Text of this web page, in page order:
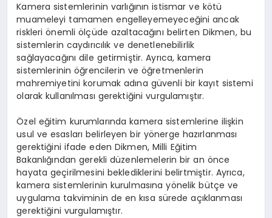
Kamera sistemlerinin varlığının istismar ve kötü
muameleyi tamamen engelleyemeyeceğini ancak
riskleri önemli ölçüde azaltacağını belirten Dikmen, bu
sistemlerin caydırıcılık ve denetlenebilirlik
sağlayacağını dile getirmiştir. Ayrıca, kamera
sistemlerinin öğrencilerin ve öğretmenlerin
mahremiyetini korumak adına güvenli bir kayıt sistemi
olarak kullanılması gerektiğini vurgulamıştır.
Özel eğitim kurumlarında kamera sistemlerine ilişkin
usul ve esasları belirleyen bir yönerge hazırlanması
gerektiğini ifade eden Dikmen, Milli Eğitim
Bakanlığından gerekli düzenlemelerin bir an önce
hayata geçirilmesini beklediklerini belirtmiştir. Ayrıca,
kamera sistemlerinin kurulmasına yönelik bütçe ve
uygulama takviminin de en kısa sürede açıklanması
gerektiğini vurgulamıştır.